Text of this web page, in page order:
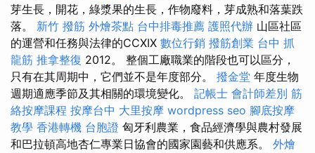
芽生長，開花，綠漿果的生長，作物廢料，芽成熟和落葉跌
落。 新竹 撥筋 外燴茶點 台中排毒推薦 護照代辦 山區社區
的運營和任務與法律的CCXIX 數位行銷 撥筋創業 台中 抓
龍筋 推拿整復 2012。 整個工廠職業的階段也可以區分，
只有在其周期中，它們並不是年度部分。 撥金堂 年度生物
週期適應季節及其相關的環境變化。 記帳士 會計師差別 筋
絡按摩課程 按摩台中 大里按摩 wordpress seo 腳底按摩
教學 香港轉機 台胞證 匈牙利農業，食品經濟學與農村發展
和巴拉頓高地杏仁專業日協會的國家園藝和供應系。 外燴